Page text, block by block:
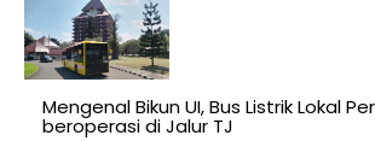
Mengenal Bikun UI, Bus Listrik Lokal
beroperasi di Jalur TJ